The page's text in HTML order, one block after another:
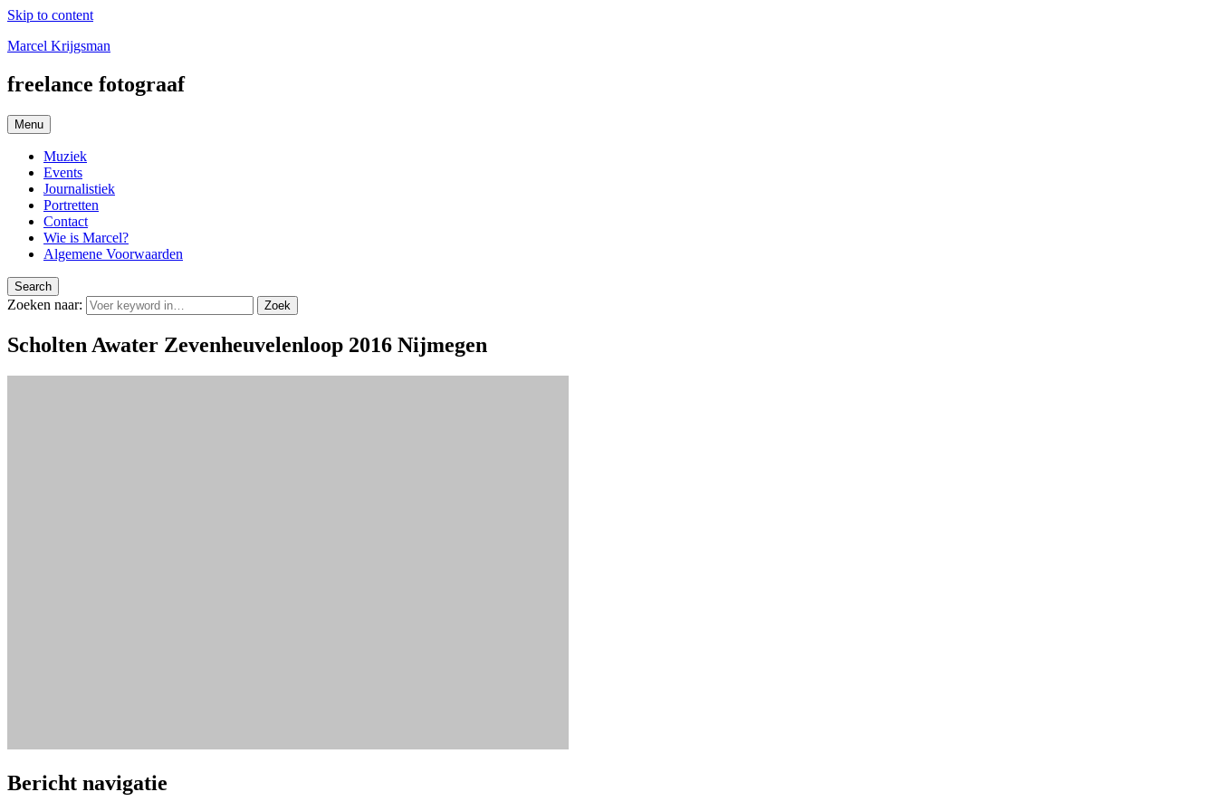
Skip to content
Marcel Krijgsman
freelance fotograaf
Menu
Muziek
Events
Journalistiek
Portretten
Contact
Wie is Marcel?
Algemene Voorwaarden
Search
Zoeken naar: Zoek
Scholten Awater Zevenheuvelenloop 2016 Nijmegen
Bericht navigatie